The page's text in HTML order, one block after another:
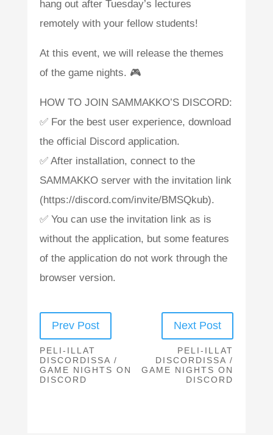
hang out after Tuesday’s lectures
remotely with your fellow students!
At this event, we will release the themes
of the game nights. 🎮
HOW TO JOIN SAMMAKKO’S DISCORD:
✅ For the best user experience, download
the official Discord application.
✅ After installation, connect to the
SAMMAKKO server with the invitation link
(https://discord.com/invite/BMSQkub).
✅ You can use the invitation link as is
without the application, but some features
of the application do not work through the
browser version.
Prev Post
PELI-ILLAT
DISCORDISSA /
GAME NIGHTS ON
DISCORD
Next Post
PELI-ILLAT
DISCORDISSA /
GAME NIGHTS ON
DISCORD